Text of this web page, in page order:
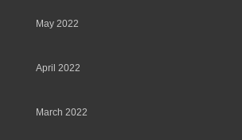
May 2022
April 2022
March 2022